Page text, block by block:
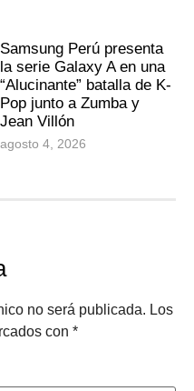
Samsung Perú presenta
la serie Galaxy A en una
“Alucinante” batalla de K-
Pop junto a Zumba y
Jean Villón
agosto 4, 2026
no será publicada. Los
con *